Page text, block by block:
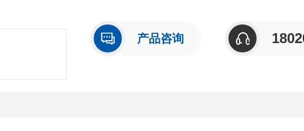
产品咨询